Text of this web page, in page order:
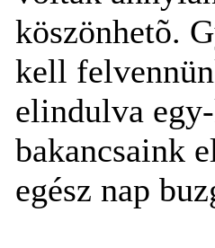
köszönhetõ.
kell
elindulva
bakancsaink
egész nap